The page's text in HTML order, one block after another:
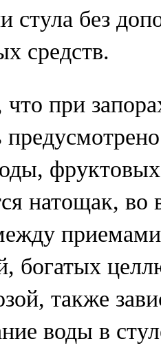
стула без
средств.
что при
натощак, во
богатых
также
воды в